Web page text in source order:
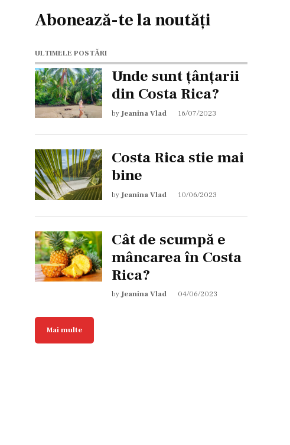
Abonează-te la noutăți
ULTIMELE POSTĂRI
Unde sunt țânțarii
din Costa Rica?
by Jeanina Vlad 16/07/2023
Costa Rica stie mai
bine
by Jeanina Vlad 10/06/2023
Cât de scumpă e
mâncarea în Costa
Rica?
by Jeanina Vlad 04/06/2023
Mai multe